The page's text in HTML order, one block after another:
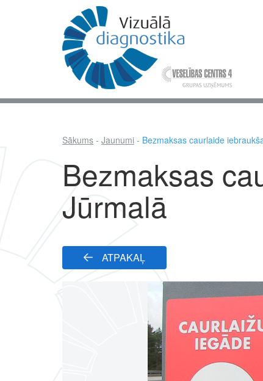
Sākums Jaunumi Bezmaksas caurlaide
Bezmaksas
Jūrmalā
ATPAKAĻ